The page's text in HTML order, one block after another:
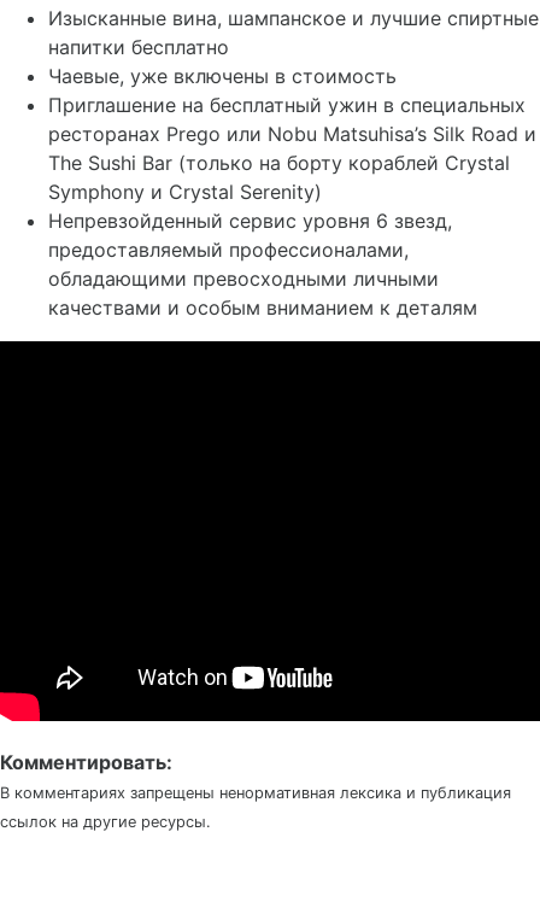
Изысканные вина, шампанское и лучшие спиртные
напитки бесплатно
Чаевые, уже включены в стоимость
Приглашение на бесплатный ужин в специальных
ресторанах Prego или Nobu Matsuhisa’s Silk Road и
The Sushi Bar (только на борту кораблей Crystal
Symphony и Crystal Serenity)
Непревзойденный сервис уровня 6 звезд,
предоставляемый профессионалами,
обладающими превосходными личными
качествами и особым вниманием к деталям
Комментировать:
В комментариях запрещены ненормативная лексика и публикация
ссылок на другие ресурсы.